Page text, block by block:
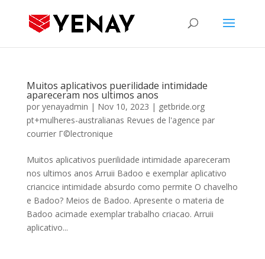
Muitos aplicativos puerilidade intimidade
apareceram nos ultimos anos
por yenayadmin | Nov 10, 2023 | getbride.org
pt+mulheres-australianas Revues de l'agence par
courrier Г©lectronique
Muitos aplicativos puerilidade intimidade apareceram
nos ultimos anos Arruii Badoo e exemplar aplicativo
criancice intimidade absurdo como permite O chavelho
e Badoo? Meios de Badoo. Apresente o materia de
Badoo acimade exemplar trabalho criacao. Arruii
aplicativo...